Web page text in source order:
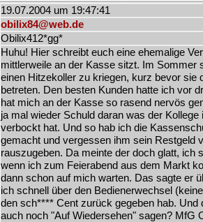
19.07.2004 um 19:47:41
obilix84@web.de
Obilix412*gg*
Huhu! Hier schreibt euch eine ehemalige
mittlerweile an der Kasse sitzt. Im Sommer
einen Hitzekoller zu kriegen, kurz bevor sie
betreten. Den besten Kunden hatte ich vor
hat mich an der Kasse so rasend nervös
ja mal wieder Schuld daran was der Kollege
verbockt hat. Und so hab ich die
gemacht und vergessen ihm sein Restgeld
rauszugeben. Da meinte der doch glatt, ich
wenn ich zum Feierabend aus dem Markt
dann schon auf mich warten. Das sagte er
ich schnell über den Bedienerwechsel
den sch**** Cent zurück gegeben hab. Und
auch noch "Auf Wiedersehen" sagen? MfG